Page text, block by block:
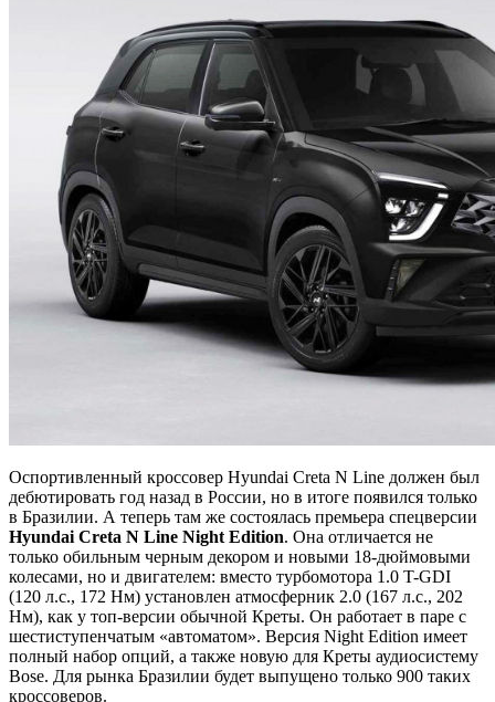
Оспортивленный кроссовер Hyundai Creta N Line должен был
дебютировать год назад в России, но в итоге появился только
в Бразилии. А теперь там же состоялась премьера спецверсии
Hyundai Creta N Line NightEdition. Она отличается не
только обильным черным декором и новыми 18-дюймовыми
колесами, но и двигателем: вместо турбомотора 1.0 T-GDI
(120 л.с., 172 Нм) установлен атмосферник 2.0 (167 л.с., 202
Нм), как у топ-версии обычной Креты. Он работает в паре с
шестиступенчатым «автоматом». Версия Night Edition имеет
полный набор опций, а также новую для Креты аудиосистему
Bose. Для рынка Бразилии будет выпущено только 900 таких
кроссоверов.